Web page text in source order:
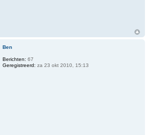
Ben
Berichten: 67
Geregistreerd: za 23 okt 2010, 15:13